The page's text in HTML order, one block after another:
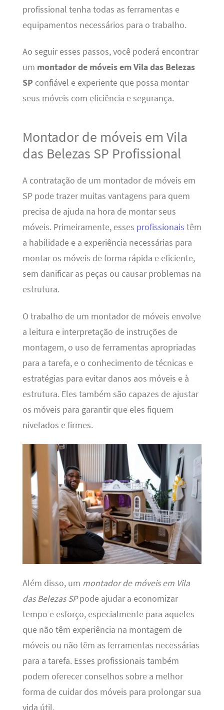
profissional tenha todas as ferramentas e
equipamentos necessários para o trabalho.
Ao seguir esses passos, você poderá encontrar
um montador de móveis em Vila das Belezas
SP confiável e experiente que possa montar
seus móveis com eficiência e segurança.
Montador de móveis em Vila
das Belezas SP Profissional
A contratação de um montador de móveis em
SP pode trazer muitas vantagens para quem
precisa de ajuda na hora de montar seus
móveis. Primeiramente, esses profissionais têm
a habilidade e a experiência necessárias para
montar os móveis de forma rápida e eficiente,
sem danificar as peças ou causar problemas na
estrutura.
O trabalho de um montador de móveis envolve
a leitura e interpretação de instruções de
montagem, o uso de ferramentas apropriadas
para a tarefa, e o conhecimento de técnicas e
estratégias para evitar danos aos móveis e à
estrutura. Eles também são capazes de ajustar
os móveis para garantir que eles fiquem
nivelados e firmes.
Além disso, um montador de móveis em Vila
das Belezas SPpode ajudar a economizar
tempo e esforço, especialmente para aqueles
que não têm experiência na montagem de
móveis ou não têm as ferramentas necessárias
para a tarefa. Esses profissionais também
podem oferecer conselhos sobre a melhor
forma de cuidar dos móveis para prolongar sua
vida útil.